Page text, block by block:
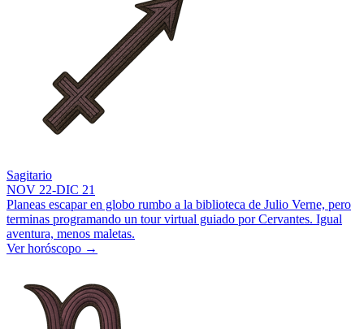
Sagitario
NOV 22-DIC 21
Planeas escapar en globo rumbo a la biblioteca de Julio Verne, pero
terminas programando un tour virtual guiado por Cervantes. Igual
aventura, menos maletas.
Ver horóscopo →